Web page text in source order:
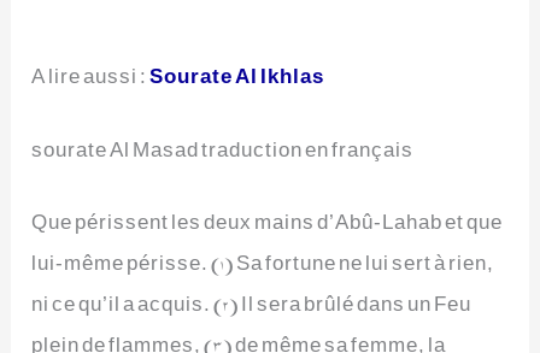
A lire aussi :Sourate Al Ikhlas
sourate Al Masad traduction en français
Que périssent les deux mains d’Abû-Lahab et que
lui-même périsse. (1) Sa fortune ne lui sert à rien,
ni ce qu’il a acquis. (2) Il sera brûlé dans un Feu
plein de flammes, (3) de même sa femme, la